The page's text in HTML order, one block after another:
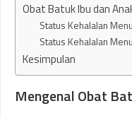
Obat Batuk Ibu dan
Status Kehalalan
Status Kehalalan
Kesimpulan
Mengenal Obat